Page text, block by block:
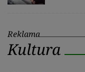
Reklama
Kultura